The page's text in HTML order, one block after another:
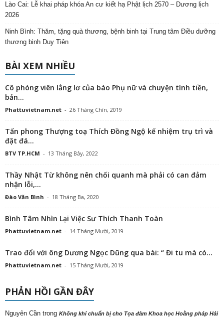
Lào Cai: Lễ khai pháp khóa An cư kiết hạ Phật lịch 2570 – Dương lịch
2026
Ninh Bình: Thăm, tặng quà thương, bệnh binh tại Trung tâm Điều dưỡng
thương binh Duy Tiên
BÀI XEM NHIỀU
Cô phóng viên lẳng lơ của báo Phụ nữ và chuyện tình tiền,
bản...
Phattuvietnam.net - 26 Tháng Chín, 2019
Tấn phong Thượng toạ Thích Đồng Ngộ kế nhiệm trụ trì và
đặt đá...
BTV TP.HCM - 13 Tháng Bảy, 2022
Thầy Nhật Từ không nên chối quanh mà phải có can đảm
nhận lỗi,...
Đào Văn Bình - 18 Tháng Ba, 2020
Bình Tâm Nhìn Lại Việc Sư Thích Thanh Toàn
Phattuvietnam.net - 14 Tháng Mười, 2019
Trao đổi với ông Dương Ngọc Dũng qua bài: “ Đi tu mà có...
Phattuvietnam.net - 15 Tháng Mười, 2019
PHẢN HỒI GẦN ĐÂY
Nguyên Cần trong Không khí chuẩn bị cho Tọa đàm Khoa học Hoằng pháp Hải